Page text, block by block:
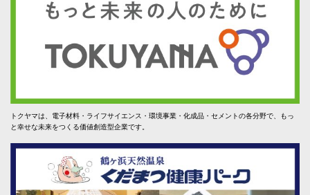
トクヤマは、電子材料・ライフサイエンス・環境事業・化成品・セメントの各分野で、もっ
と幸せな未来をつくる価値創造型企業です。